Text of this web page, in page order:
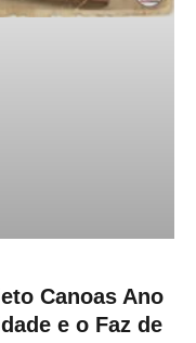
Canoas Ano
e o Faz de